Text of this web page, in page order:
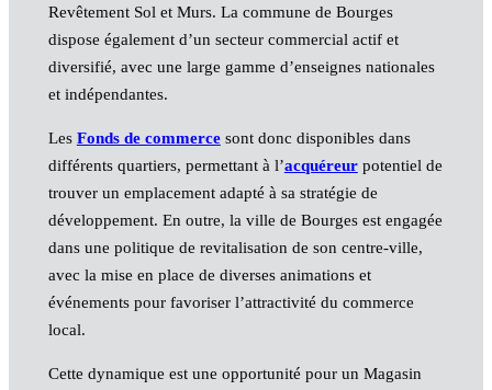
Revêtement Sol et Murs. La commune de Bourges
dispose également d’un secteur commercial actif et
diversifié, avec une large gamme d’enseignes nationales
et indépendantes.
Les Fonds de commercesont donc disponibles dans
différents quartiers, permettant à l’acquéreurpotentiel de
trouver un emplacement adapté à sa stratégie de
développement. En outre, la ville de Bourges est engagée
dans une politique de revitalisation de son centre-ville,
avec la mise en place de diverses animations et
événements pour favoriser l’attractivité du commerce
local.
Cette dynamique est une opportunité pour un Magasin